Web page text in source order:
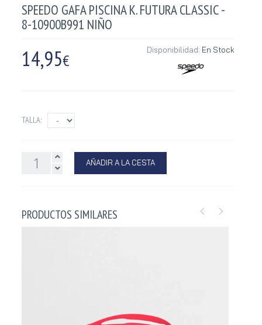
SPEEDO GAFA PISCINA K. FUTURA CLASSIC -
8-10900B991 NIÑO
14,95€
Disponibilidad: En Stock
TALLA:
AÑADIR A LA CESTA
PRODUCTOS SIMILARES